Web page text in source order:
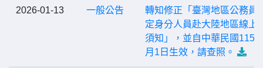
2026-01-13 一般公告
轉知修正「臺灣地區公務員
定身分人員赴大陸地區線上
須知」，並自中華民國115
月1日生效，請查照。